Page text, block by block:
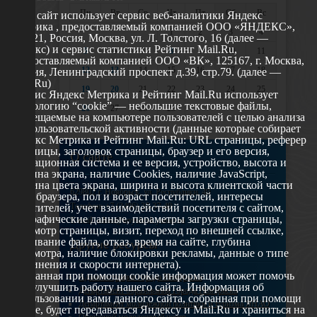
Пн
Вт Ср Чт Пт Сб
Вс
1
2 3
4
5
6 7 8 9 10
12
13 14 15 16 17
18
19
20 21 22 23 24
25
26
27 28 29
О сайте
629802 г. Ноябрьск, ул. Республики, 49
Телефон: +7 (3496) 35-37-49
E-mail: udsm@noyabrsk.yanao.ru
Другие ресурсы
Администрация города Ноябрьска
Департамент образования города Ноябрьска
Департамент молодежной политики и туризма ЯНАО
Этот сайт использует сервис веб-аналитики Яндекс
Метрика , предоставляемый компанией ООО «ЯНДЕКС»,
119021, Россия, Москва, ул. Л. Толстого, 16 (далее —
Яндекс) и сервис статистики Рейтинг Mail.Ru,
предоставляемый компанией ООО «ВК», 125167, г. Москва,
Россия, Ленинградский проспект д.39, стр.79. (далее —
Mail.Ru)
Сервис Яндекс Метрика и Рейтинг Mail.Ru использует
технологию “cookie” — небольшие текстовые файлы,
размещаемые на компьютере пользователей с целью анализа
их пользовательской активности (данные которые собирает
Яндекс Метрика и Рейтинг Mail.Ru: URL страницы, реферер
страницы, заголовок страницы, браузер и его версия,
операционная система и ее версия, устройство, высота и
ширина экрана, наличие Cookies, наличие JavaScript,
глубина цвета экрана, ширина и высота клиентской части
окна браузера, пол и возраст посетителей, интересы
посетителей, учет взаимодействий посетителя с сайтом,
географические данные, параметры загрузки страницы,
просмотр страницы, визит, переход по внешней ссылке,
cкачивание файла, отказ, время на сайте, глубина
просмотра, наличие блокировки рекламы, данные о типе
соединения и скорости интернета).
Собранная при помощи cookie информация может помочь
нам улучшить работу нашего сайта. Информация об
использовании вами данного сайта, собранная при помощи
cookie, будет передаваться Яндексу и Mail.Ru и храниться на